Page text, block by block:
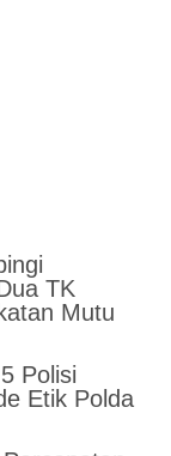
TK
Mutu
Polisi
Etik Polda